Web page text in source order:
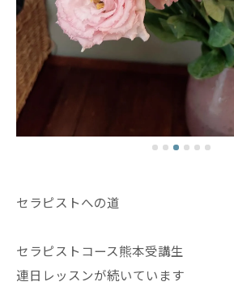
セラピストへの道
セラピストコース熊本受講生
連日レッスンが続いています